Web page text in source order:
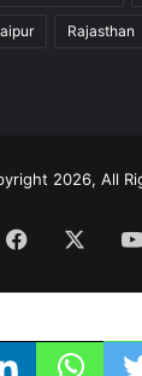
Rajasthan
2026, All
Facebook